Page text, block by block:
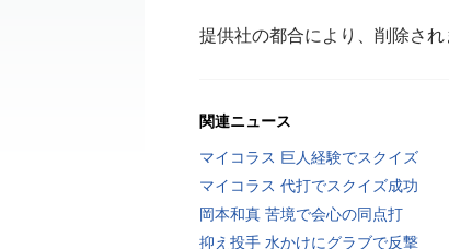
提供社の都合により、削除され
関連ニュース
マイコラス 巨人経験でスクイズ
マイコラス 代打でスクイズ成功
岡本和真 苦境で会心の同点打
抑え投手 水かけにグラブで反撃